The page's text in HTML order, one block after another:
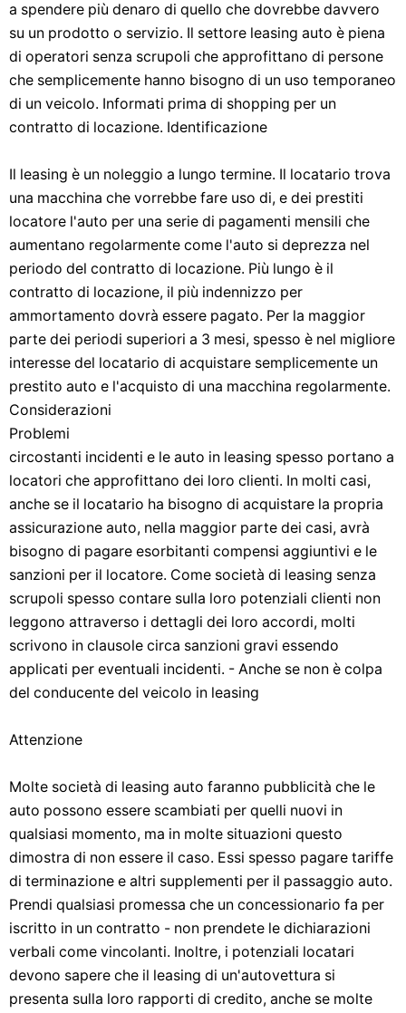
a spendere più denaro di quello che dovrebbe davvero
su un prodotto o servizio. Il settore leasing auto è piena
di operatori senza scrupoli che approfittano di persone
che semplicemente hanno bisogno di un uso temporaneo
di un veicolo. Informati prima di shopping per un
contratto di locazione. Identificazione
Il leasing è un noleggio a lungo termine. Il locatario trova
una macchina che vorrebbe fare uso di, e dei prestiti
locatore l'auto per una serie di pagamenti mensili che
aumentano regolarmente come l'auto si deprezza nel
periodo del contratto di locazione. Più lungo è il
contratto di locazione, il più indennizzo per
ammortamento dovrà essere pagato. Per la maggior
parte dei periodi superiori a 3 mesi, spesso è nel migliore
interesse del locatario di acquistare semplicemente un
prestito auto e l'acquisto di una macchina regolarmente.
Considerazioni
Problemi
​​circostanti incidenti e le auto in leasing spesso portano a
locatori che approfittano dei loro clienti. In molti casi,
anche se il locatario ha bisogno di acquistare la propria
assicurazione auto, nella maggior parte dei casi, avrà
bisogno di pagare esorbitanti compensi aggiuntivi e le
sanzioni per il locatore. Come società di leasing senza
scrupoli spesso contare sulla loro potenziali clienti non
leggono attraverso i dettagli dei loro accordi, molti
scrivono in clausole circa sanzioni gravi essendo
applicati per eventuali incidenti. - Anche se non è colpa
del conducente del veicolo in leasing
Attenzione
Molte società di leasing auto faranno pubblicità che le
auto possono essere scambiati per quelli nuovi in ​​
qualsiasi momento, ma in molte situazioni questo
dimostra di non essere il caso. Essi spesso pagare tariffe
di terminazione e altri supplementi per il passaggio auto.
Prendi qualsiasi promessa che un concessionario fa per
iscritto in un contratto - non prendete le dichiarazioni
verbali come vincolanti. Inoltre, i potenziali locatari
devono sapere che il leasing di un'autovettura si
presenta sulla loro rapporti di credito, anche se molte